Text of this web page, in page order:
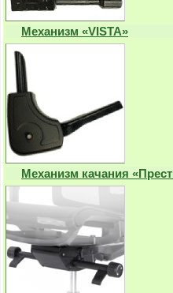
Механизм «VISTA»
Механизм качания